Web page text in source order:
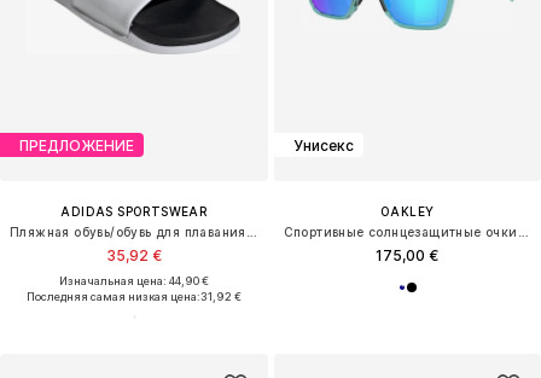
ПРЕДЛОЖЕНИЕ
ADIDAS SPORTSWEAR
35,92 €
Изначальная цена: 44,90 €
Последняя самая низкая цена:31,92 €
Унисекс
OAKLEY
175,00 €